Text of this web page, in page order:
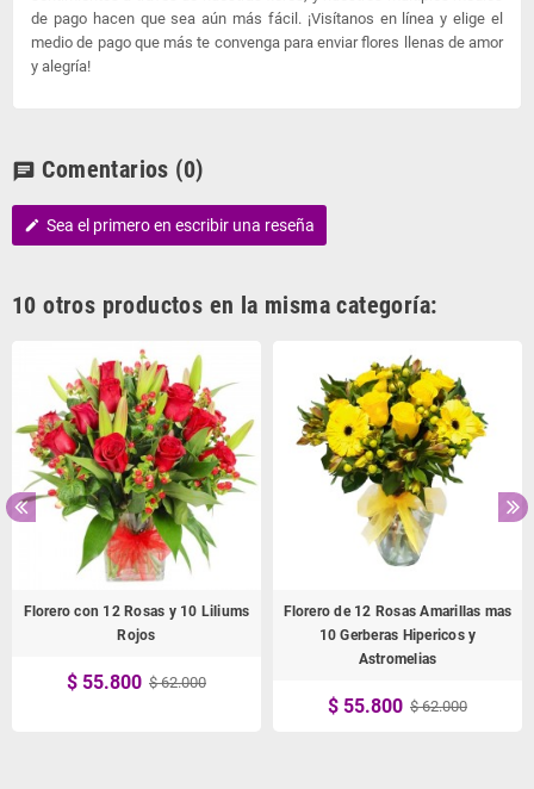
de pago hacen que sea aún más fácil. ¡Visítanos en línea y elige el
medio de pago que más te convenga para enviar flores llenas de amor
y alegría!
chat Comentarios (0)
edit Sea el primero en escribir una reseña
10 otros productos en la misma categoría:
Florero con 12 Rosas y 10 Liliums
Rojos
$ 55.800 $ 62.000
Florero de 12 Rosas Amarillas mas
10 Gerberas Hipericos y
Astromelias
$ 55.800 $ 62.000